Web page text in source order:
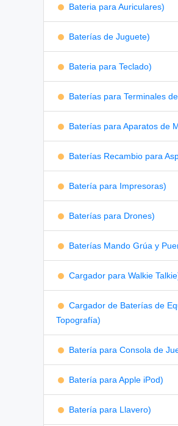
Bateria para Auriculares)
Baterías de Juguete)
Bateria para Teclado)
Baterías para Terminales
Baterías para Aparatos de
Baterías Recambio para
Batería para Impresoras)
Baterías para Drones)
Baterías Mando Grúa y
Cargador para Walkie
Cargador de Baterías de
Topografía)
Batería para Consola de
Batería para Apple iPod)
Batería para Llavero)